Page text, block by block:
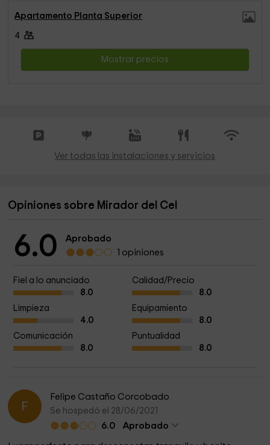
Apartamento Planta Superior
4
Mostrar precios
Ver todas las instalaciones y servicios
Opiniones sobre Mirador del Cel
6.0
Aprobado
1 opiniones
Fiel a lo anunciado
8.0
Calidad/Precio
8.0
Limpieza
4.0
Equipamiento
8.0
Comunicación
8.0
Puntualidad
8.0
F
Felipe Castaño Corcobado
Se hospedó el 28/06/2021
6.0
Aprobado